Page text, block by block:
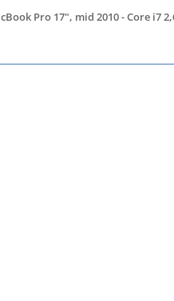
Pro 17", mid 2010 - Core i7